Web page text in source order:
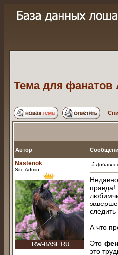
Тема для фанатов
Автор
Nastenok
Site Admin
правда!
следить
А что
Это
это